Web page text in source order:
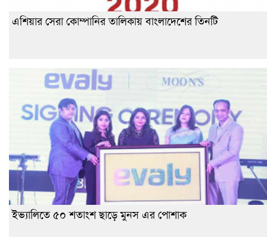
এশিয়ার সেরা কোম্পানির তালিকায় বাংলাদেশের তিনটি
ইভ্যালিতে ৫০ শতাংশ ছাড়ে মুনস এর পোশাক